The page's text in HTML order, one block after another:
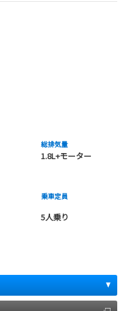
総排気量
1.8L+モーター
乗車定員
5人乗り